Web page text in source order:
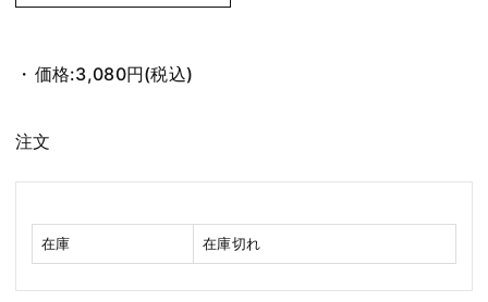
価格:3,080円(税込)
注文
在庫 在庫切れ